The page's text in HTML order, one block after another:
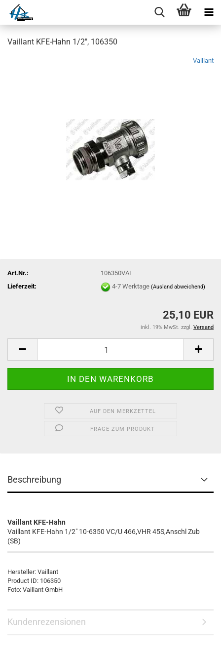
Vaillant KFE-Hahn 1/2", 106350
Vaillant
Art.Nr.:
106350VAI
Lieferzeit:
4-7 Werktage(Ausland abweichend)
25,10 EUR
inkl. 19% MwSt. zzgl. Versand
AUF DEN MERKZETTEL
FRAGE ZUM PRODUKT
Beschreibung
Vaillant KFE-Hahn
Vaillant KFE-Hahn 1/2" 10-6350 VC/U 466,VHR 45S,Anschl Zub
(SB)
Hersteller: Vaillant
Product ID: 106350
Foto: Vaillant GmbH
Kundenrezensionen